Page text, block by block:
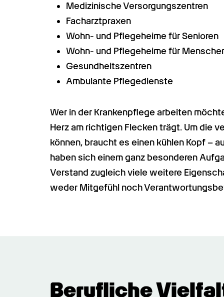
Medizinische Versorgungszentren
Facharztpraxen
Wohn- und Pflegeheime für Senioren
Wohn- und Pflegeheime für
Gesundheitszentren
Ambulante Pflegedienste
Wer in der Krankenpflege arbeiten
Herz am richtigen Flecken trägt. Um die
können, braucht es einen kühlen Kopf –
haben sich einem ganz besonderen
Verstand zugleich viele weitere
weder Mitgefühl noch
Berufliche